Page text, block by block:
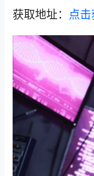
获取地址： 点